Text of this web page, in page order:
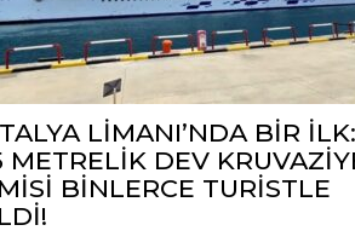
LİMANI’NDA BİR İLK:
METRELİK DEV
BİNLERCE TURİSTLE